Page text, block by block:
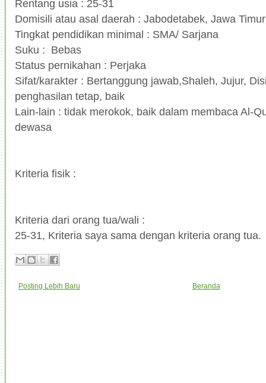
Rentang usia : 25-31
Domisili atau asal daerah : Jabodetabek, Jawa
Tingkat pendidikan minimal : SMA/ Sarjana
Suku : Bebas
Status pernikahan : Perjaka
Sifat/karakter : Bertanggung jawab,Shaleh, Jujur,
penghasilan tetap, baik
Lain-lain : tidak merokok, baik dalam membaca Al-
dewasa
Kriteria fisik :
Kriteria dari orang tua/wali :
25-31, Kriteria saya sama dengan kriteria orang tua.
Posting Lebih Baru Beranda